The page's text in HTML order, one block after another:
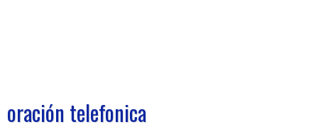
oración telefonica